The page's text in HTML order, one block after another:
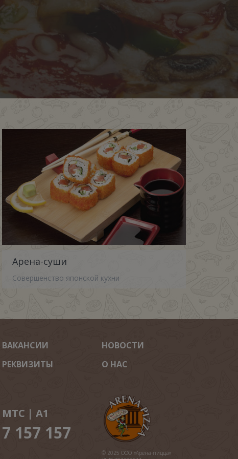
Арена-суши
Совершенство японской кухни
ВАКАНСИИ
РЕКВИЗИТЫ
МТС | A1
7 157 157
НОВОСТИ
О НАС
© 2025 ООО «Арена-пицца»